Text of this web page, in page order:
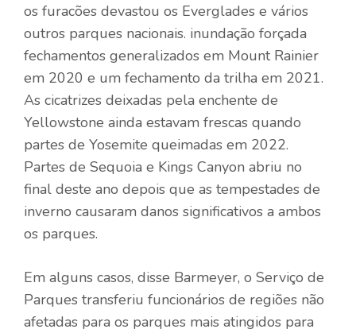
os furacões devastou os Everglades e vários
outros parques nacionais. inundação forçada
fechamentos generalizados em Mount Rainier
em 2020 e um fechamento da trilha em 2021.
As cicatrizes deixadas pela enchente de
Yellowstone ainda estavam frescas quando
partes de Yosemite queimadas em 2022.
Partes de Sequoia e Kings Canyon abriu no
final deste ano depois que as tempestades de
inverno causaram danos significativos a ambos
os parques.
Em alguns casos, disse Barmeyer, o Serviço de
Parques transferiu funcionários de regiões não
afetadas para os parques mais atingidos para